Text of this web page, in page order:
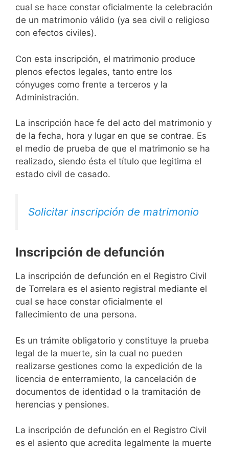
cual se hace constar oficialmente la celebración
de un matrimonio válido (ya sea civil o religioso
con efectos civiles).
Con esta inscripción, el matrimonio produce
plenos efectos legales, tanto entre los
cónyuges como frente a terceros y la
Administración.
La inscripción hace fe del acto del matrimonio y
de la fecha, hora y lugar en que se contrae. Es
el medio de prueba de que el matrimonio se ha
realizado, siendo ésta el título que legitima el
estado civil de casado.
Solicitar inscripción de matrimonio
Inscripción de defunción
La inscripción de defunción en el Registro Civil
de Torrelara es el asiento registral mediante el
cual se hace constar oficialmente el
fallecimiento de una persona.
Es un trámite obligatorio y constituye la prueba
legal de la muerte, sin la cual no pueden
realizarse gestiones como la expedición de la
licencia de enterramiento, la cancelación de
documentos de identidad o la tramitación de
herencias y pensiones.
La inscripción de defunción en el Registro Civil
es el asiento que acredita legalmente la muerte